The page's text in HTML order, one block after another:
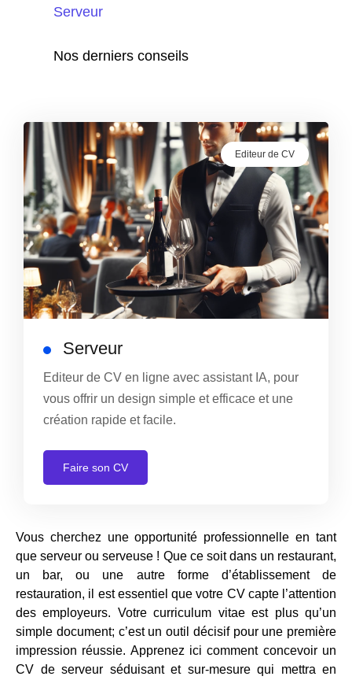
Serveur
Nos derniers conseils
Editeur de CV
Serveur
Editeur de CV en ligne avec assistant IA, pour
vous offrir un design simple et efficace et une
création rapide et facile.
Faire son CV
Vous cherchez une opportunité professionnelle en tant
que serveur ou serveuse ! Que ce soit dans un restaurant,
un bar, ou une autre forme d’établissement de
restauration, il est essentiel que votre CV capte l’attention
des employeurs. Votre curriculum vitae est plus qu’un
simple document; c’est un outil décisif pour une première
impression réussie. Apprenez ici comment concevoir un
CV de serveur séduisant et sur-mesure qui mettra en